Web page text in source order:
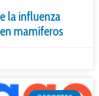
la influenza
mamíferos